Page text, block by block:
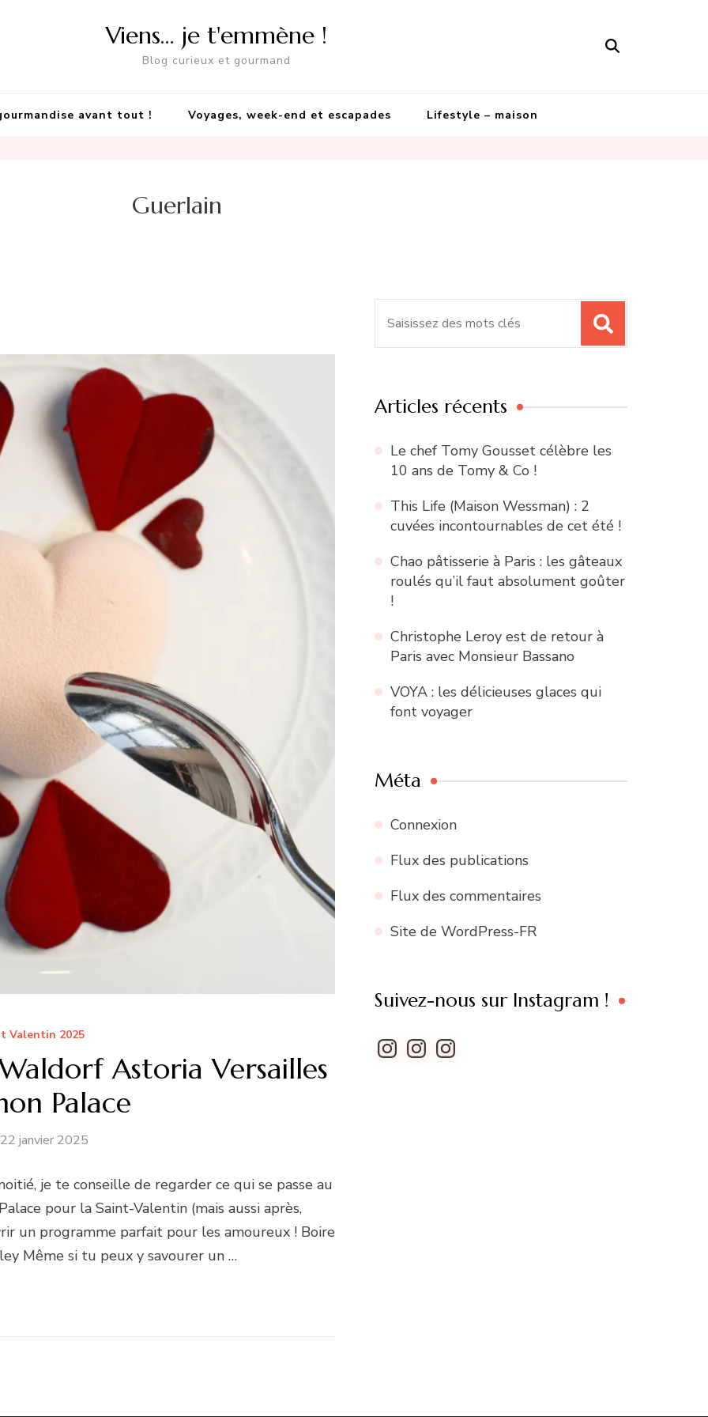
Viens… je t'emmène !
Blog curieux et gourmand
avant tout ! Voyages, week-end et escapades Lifestyle – maison
Guerlain
Valentin 2025
Astoria Versailles
Palace
22 janvier 2025
je te conseille de regarder ce qui se passe au
pour la Saint-Valentin (mais aussi après,
un programme parfait pour les amoureux ! Boire
Même si tu peux y savourer un …
Articles récents
Le chef Tomy Gousset célèbre les
10 ans de Tomy & Co !
This Life (Maison Wessman) : 2
cuvées incontournables de cet été !
Chao pâtisserie à Paris : les gâteaux
roulés qu’il faut absolument goûter
!
Christophe Leroy est de retour à
Paris avec Monsieur Bassano
VOYA : les délicieuses glaces qui
font voyager
Méta
Connexion
Flux des publications
Flux des commentaires
Site de WordPress-FR
Suivez-nous sur Instagram !
Instagram
InstagramInstagram